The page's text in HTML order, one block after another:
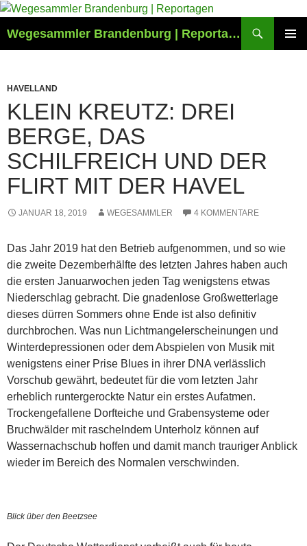
Zum
springen
Wegesammler Brandenburg | Reportagen
HAVELLAND
KLEIN KREUTZ: DREI
BERGE, DAS
SCHILFREICH UND DER
FLIRT MIT DER HAVEL
JANUAR 18, 2019 WEGESAMMLER 4 KOMMENTARE
Das Jahr 2019 hat den Betrieb aufgenommen, und so wie
die zweite Dezemberhälfte des letzten Jahres haben auch
die ersten Januarwochen jeden Tag wenigstens etwas
Niederschlag gebracht. Die gnadenlose Großwetterlage
dieses dürren Sommers ohne Ende ist also definitiv
durchbrochen. Was nun Lichtmangelerscheinungen und
Winterdepressionen oder dem Abspielen von Musik mit
wenigstens einer Prise Blues in ihrer DNA verlässlich
Vorschub gewährt, bedeutet für die vom letzten Jahr
erheblich runtergerockte Natur ein erstes Aufatmen.
Trockengefallene Dorfteiche und Grabensysteme oder
Bruchwälder mit raschelndem Unterholz können auf
Wassernachschub hoffen und damit manch trauriger Anblick
wieder im Bereich des Normalen verschwinden.
Blick über den Beetzsee